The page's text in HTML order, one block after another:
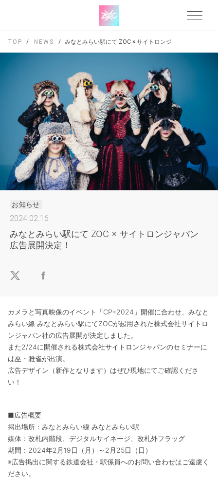
TOP NEWS みなとみらい駅にて ZOC × サイトロンジャパン 広告展開
お知らせ
2024.02.16
みなとみらい駅にて ZOC × サイトロンジャパン
広告展開決定！
カメラと写真映像のイベント「CP+2024」開催に合わせ、みなと
みらい線 みなとみらい駅にてZOCが起用された株式会社サイトロ
ンジャパン社の広告展開が決定しました。
また2/24に開催される株式会社サイトロンジャパンのセミナーに
は巫・雅雀が出演。
広告デザイン（新作となります）はぜひ現地にてご確認くださ
い！
■広告概要
掲出場所：みなとみらい線 みなとみらい駅
媒体：改札内階段、デジタルサイネージ、改札外フラッグ
期間：2024年2月19日（月）～2月25日（日）
※広告掲出に関する鉄道会社・駅係員へのお問い合わせはご遠慮く
ださい。